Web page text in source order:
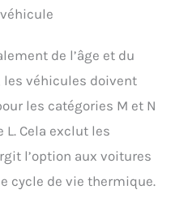
de l’âge et du
les véhicules doivent
les catégories M et N
L. Cela exclut les
l’option aux voitures
cycle de vie thermique.